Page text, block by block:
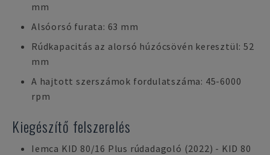
mm
Alsóorsó furata: 63 mm
Rúdkapacitás az alorsó húzócsövén keresztül: 52
mm
A hajtott szerszámok fordulatszáma: 45-6000
rpm
Kiegészítő felszerelés
Iemca KID 80/16 Plus rúdadagoló (2022) - KID 80